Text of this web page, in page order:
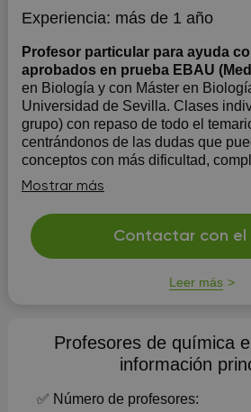
Experiencia: más de 1 año
Profesor particular para ayuda
aprobados en prueba EBAU
en Biología y con Máster en
Universidad de Sevilla. Clases individualizadas (o en
grupo) con repaso de todo el
centrándonos de las dudas que
conceptos con más dificultad,
realización y corrección de ejercic...
Mostrar más
Contactar con
Leer más
Profesores de química
información
✅ Número de profesores: